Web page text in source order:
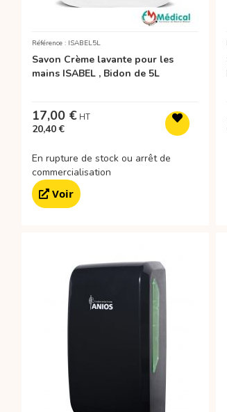
Référence : ISABEL5L
Savon Crème lavante pour les
mains ISABEL , Bidon de 5L
17,00 €
20,40 €
En rupture de stock ou arrêt de
commercialisation
Voir